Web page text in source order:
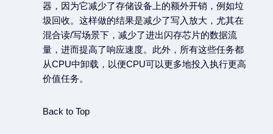
器，因为它减少了存储设备上的额外开销，例如垃
圾回收。这样做的结果是减少了写入放大，尤其在
混合读/写场景下，减少了进出闪存芯片的数据流
量，进而提高了响应速度。此外，所有这些任务都
从CPU中卸载，以便CPU可以更多地投入执行更高
价值任务。
Back to Top